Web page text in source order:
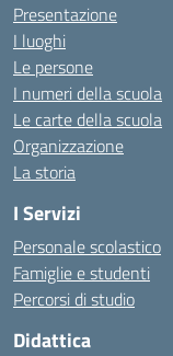
Presentazione
I luoghi
Le persone
I numeri della scuola
Le carte della scuola
Organizzazione
La storia
I Servizi
Personale scolastico
Famiglie e studenti
Percorsi di studio
Didattica